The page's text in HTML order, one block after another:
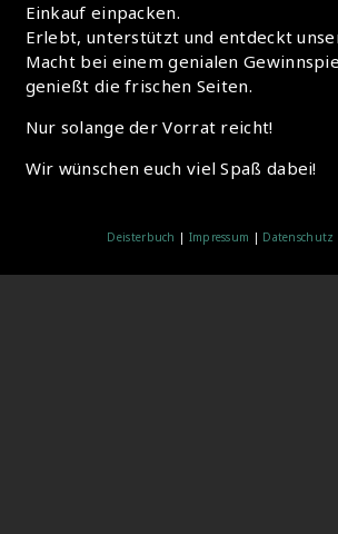
Einkauf einpacken.
Erlebt, unterstützt und entdeckt
Macht bei einem genialen
genießt die frischen Seiten.
Nur solange der Vorrat reicht!
Wir wünschen euch viel Spaß dabei!
Deisterbuch | Impressum | Datenschutz